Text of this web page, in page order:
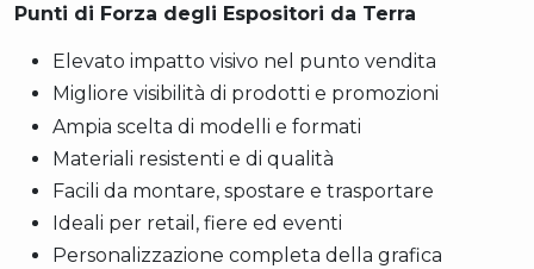
Punti di Forza degli Espositori da Terra
Elevato impatto visivo nel punto vendita
Migliore visibilità di prodotti e promozioni
Ampia scelta di modelli e formati
Materiali resistenti e di qualità
Facili da montare, spostare e trasportare
Ideali per retail, fiere ed eventi
Personalizzazione completa della grafica